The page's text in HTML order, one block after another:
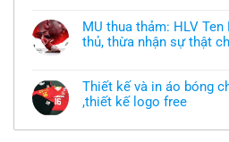
áo
thun
đồng
chưa
có
mẫu
thì
làm
bình
luận
ở
khoác
theo
yêu
thiết
MU thua thảm: HLV
thủ, thừa nhận sự thật
bình
luận
ở
thảm:
Thiết kế và in áo bóng
,thiết kế logo free
có